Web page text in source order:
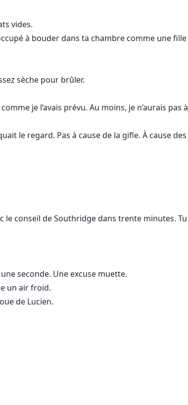
et de terrifiant.
vides.
à bouder dans ta chambre comme une fille
sèche pour brûler.
je l’avais prévu. Au moins, je n’aurais pas à
le regard. Pas à cause de la gifle. À cause des
le conseil de Southridge dans trente minutes. Tu
seconde. Une excuse muette.
un air froid.
de Lucien.